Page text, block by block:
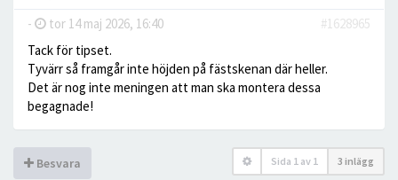
- tor 14 maj 2026, 16:40
#1628965
Tack för tipset.
Tyvärr så framgår inte höjden på fästskenan där heller.
Det är nog inte meningen att man ska montera dessa
begagnade!
Besvara Sida 1 av 1 3 inlägg